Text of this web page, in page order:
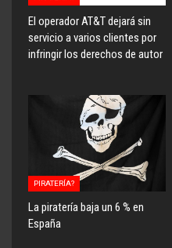
El operador AT&T dejará sin
servicio a varios clientes por
infringir los derechos de autor
PIRATERÍA?
La piratería baja un 6 % en
España